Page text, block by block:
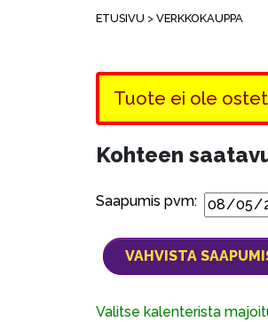
ETUSIVU > VERKKOKAUPPA
Tuote ei ole
Kohteen
Saapumis pvm:
Valitse kalenterista